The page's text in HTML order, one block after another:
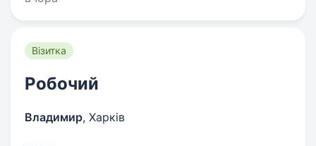
Візитка
Робочий
Владимир, Харків